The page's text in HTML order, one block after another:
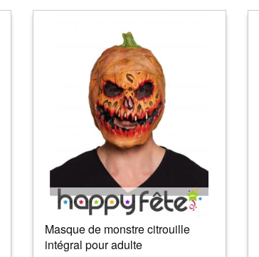
Masque de monstre citrouille
intégral pour adulte